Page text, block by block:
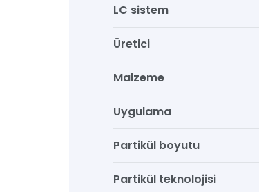
LC sistem
Üretici
Malzeme
Uygulama
Partikül boyutu
Partikül teknolojisi